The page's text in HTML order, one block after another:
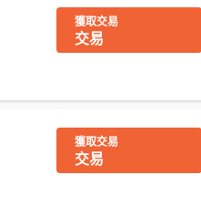
獲取交易
交易
獲取交易
交易